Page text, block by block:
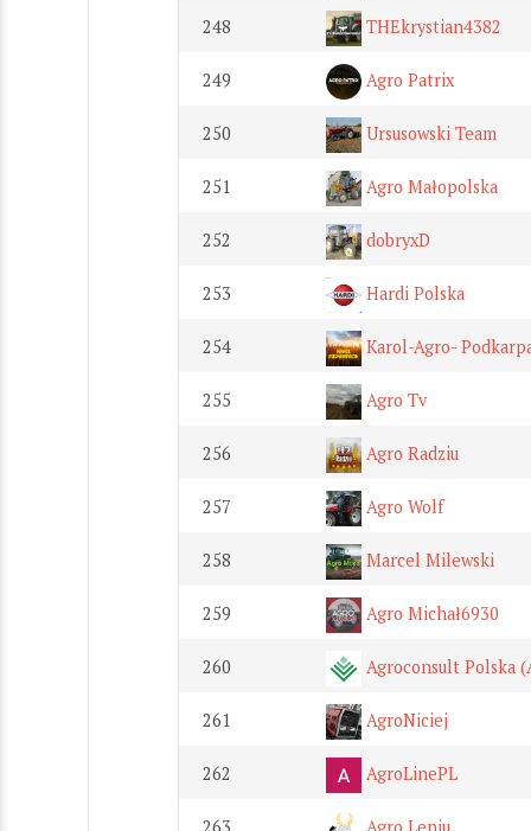
248 THEkrystian4382
249 Agro Patrix
250 Ursusowski Team
251 Agro Małopolska
252 dobryxD
253 Hardi Polska
254 Karol-Agro-
255 Agro Tv
256 Agro Radziu
257 Agro Wolf
258 Marcel Milewski
259 Agro Michał6930
260 Agroconsult Polska
261 AgroNiciej
262 AgroLinePL